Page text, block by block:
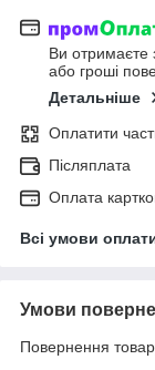
Ви отримаєте
або гроші
Детальніше
Оплатити
Післяплата
Оплата
Всі умови
Умови
Повернення